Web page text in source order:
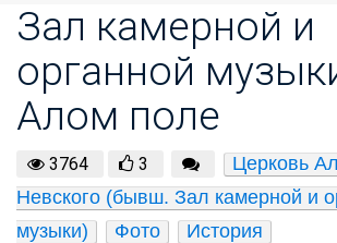
Зал камерной и
органной
Алом поле
3764 3
Церковь
Невского (бывш. Зал камерной и
музыки)
Фото История